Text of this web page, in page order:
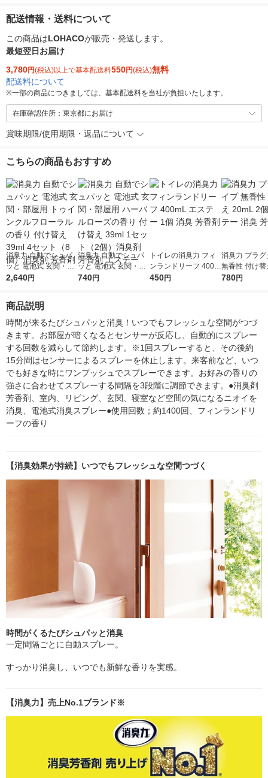
配送情報・送料について
この商品はLOHACOが販売・発送します。
最短翌日お届け
3,780円(税込)以上で基本配送料550円(税込)無料
配送料について
※一部の商品につきましては、基本配送料を当社が負担いたします。
在庫確認住所：東京都にお届け
賞味期限/使用期限・返品について
こちらの商品もおすすめ
消臭力 自動でシュパ
ッと 電池式 玄関・部
屋用 トゥインクルフ
個）消臭剤 芳香剤
2,640円
消臭力 自動でシュパ
ッと 電池式 玄関・部
屋用 ハーバルローズ
740円
トイレの消臭力 フィ
ンランドリーフ 400m
L エステー 1個 消臭
450円
消臭力 プラグ
無香性 付け
L 2個 エステ
780円
商品説明
時間が来るたびシュパッと消臭！いつでもフレッシュな空間がつづ
きます。お部屋が暗くなるとセンサーが反応し、自動的にスプレー
する回数を減らして節約します。※1回スプレーすると、その後約
15分間はセンサーによるスプレーを休止します。来客前など、いつ
でも好きな時にワンプッシュでスプレーできます。お好みの香りの
強さに合わせてスプレーする間隔を3段階に調節できます。●消臭剤
芳香剤、室内、リビング、玄関、寝室など空間の気になるニオイを
消臭、電池式消臭スプレー●使用回数；約1400回、フィンランドリ
ーフの香り
【消臭効果が持続】いつでもフレッシュな空間つづく
時間がくるたびシュパッと消臭
一定間隔ごとに自動スプレー。
すっかり消臭し、いつでも新鮮な香りを実感。
【消臭力】売上No.1ブランド※